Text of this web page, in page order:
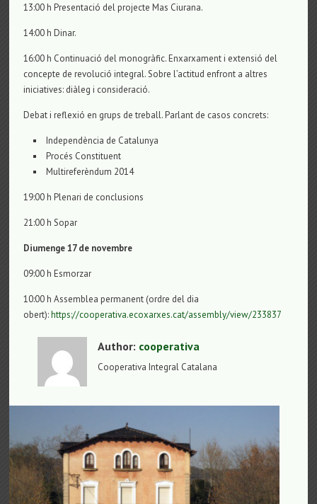
13:00 h Presentació del projecte Mas Ciurana.
14:00 h Dinar.
16:00 h Continuació del monogràfic. Enxarxament i extensió del
concepte de revolució integral. Sobre l’actitud enfront a altres
iniciatives: diàleg i consideració.
Debat i reflexió en grups de treball. Parlant de casos concrets:
Independència de Catalunya
Procés Constituent
Multireferèndum 2014
19:00 h Plenari de conclusions
21:00 h Sopar
Diumenge 17 de novembre
09:00 h Esmorzar
10:00 h Assemblea permanent (ordre del dia
obert):https://cooperativa.ecoxarxes.cat/assembly/view/233837
Author: cooperativa
Cooperativa Integral Catalana